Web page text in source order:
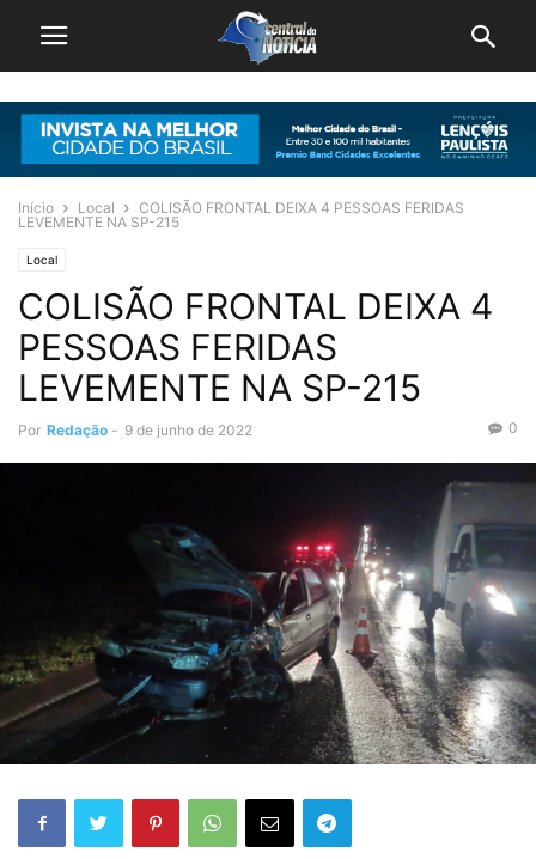
Início Local
COLISÃO FRONTAL DEIXA 4 PESSOAS FERIDAS
LEVEMENTE NA SP-215
Local
COLISÃO FRONTAL DEIXA 4
PESSOAS FERIDAS
LEVEMENTE NA SP-215
Por Redação - 9 de junho de 2022 0